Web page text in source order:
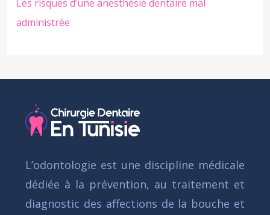
Les risques d’une anesthésie dentaire mal
administrée
L’odontologie est une discipline médicale
dédiée à la prévention, au traitement et
diagnostic des affections de la bouche et